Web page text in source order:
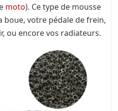
moto). Ce type de mousse
boue, votre pédale de frein,
ou encore vos radiateurs.